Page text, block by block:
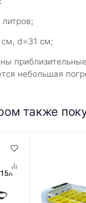
d=31 см;
небольшая
также